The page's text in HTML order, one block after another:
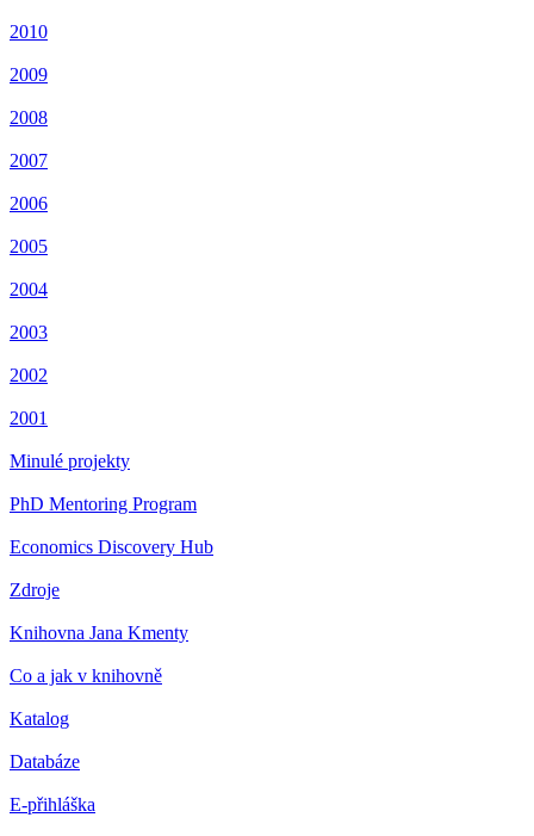
2010
2009
2008
2007
2006
2005
2004
2003
2002
2001
Minulé projekty
PhD Mentoring Program
Economics Discovery Hub
Zdroje
Knihovna Jana Kmenty
Co a jak v knihovně
Katalog
Databáze
E-přihláška